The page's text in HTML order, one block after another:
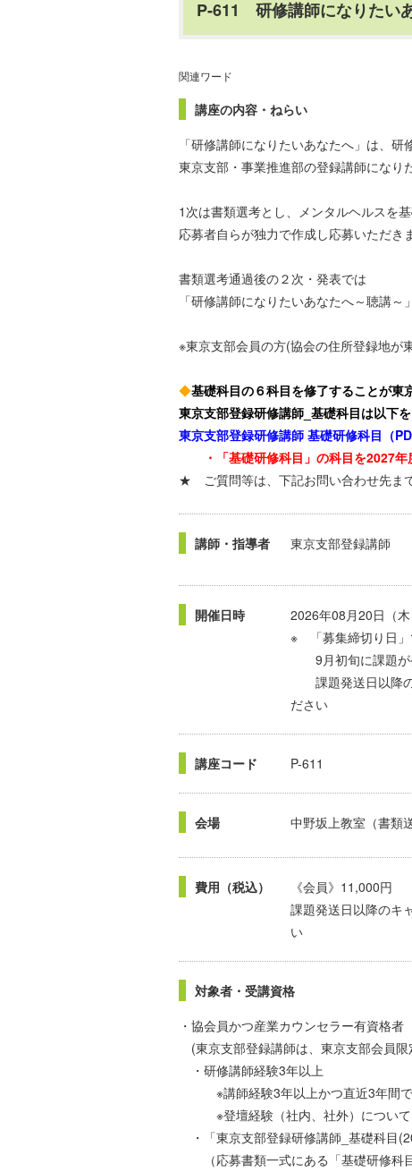
P-611 研修講師になりたい
関連ワード
講座の内容・ねらい
「研修講師になりたいあなたへ」は、研
東京支部・事業推進部の登録講師になり
1次は書類選考とし、メンタルヘルスを
応募者自らが独力で作成し応募いただき
書類選考通過後の２次・発表では
「研修講師になりたいあなたへ～聴講
※東京支部会員の方(協会の住所登録地が
◆基礎科目の６科目を修了することが東
東京支部登録研修講師_基礎科目は以下を
東京支部登録研修講師 基礎研修科目（
・「基礎研修科目」の科目を2027
★ ご質問等は、下記お問い合わせ先
講師・指導者 東京支部登録講師
開催日時
2026年08月20日
※ 「募集締切り日」
9月初旬に課題が
課題発送日以降の
ださい
講座コード P-611
会場 中野坂上教室（書類
費用（税込）
《会員》11,000円
課題発送日以降のキ
い
対象者・受講資格
・協会員かつ産業カウンセラー有資格者
(東京支部登録講師は、東京支部会員
・研修講師経験3年以上
※講師経験3年以上かつ直近3年間で
※登壇経験（社内、社外）について
・「東京支部登録研修講師_基礎科目
（応募書類一式にある「基礎研修科目